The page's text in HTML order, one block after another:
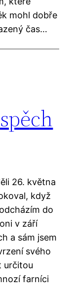
mohl dobře
čas…
26. května
když
do
v září
a sám jsem
svého
určitou
farníci